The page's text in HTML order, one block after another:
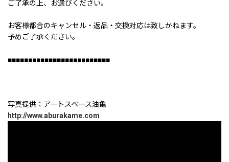
ご了承の上、お選びください。
お客様都合のキャンセル・返品・交換対応は致しかねます。
予めご了承ください。
■■■■■■■■■■■■■■■■■■■■■■■■■
写真提供：アートスペース油亀
http://www.aburakame.com